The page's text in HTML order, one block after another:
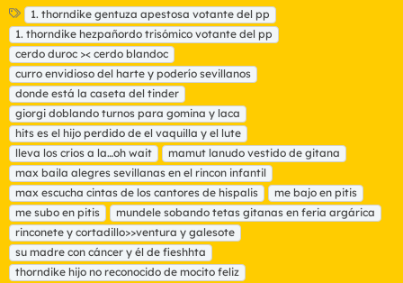
E
t
i
q
u
e
t
a
s
1. thorndike gentuza apestosa votante del pp
1. thorndike hezpañordo trisómico votante del pp
cerdo duroc >< cerdo blandoc
curro envidioso del harte y poderío sevillanos
donde está la caseta del tinder
giorgi doblando turnos para gomina y laca
hits es el hijo perdido de el vaquilla y el lute
lleva los crios a la…oh wait
mamut lanudo vestido de gitana
max baila alegres sevillanas en el rincon infantil
max escucha cintas de los cantores de hispalis
me bajo en pitis
me subo en pitis
mundele sobando tetas gitanas en feria argárica
rinconete y cortadillo>>ventura y galesote
su madre con cáncer y él de fieshhta
thorndike hijo no reconocido de mocito feliz